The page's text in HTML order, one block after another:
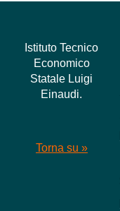
Istituto Tecnico
Economico
Statale Luigi
Einaudi.
Torna su »